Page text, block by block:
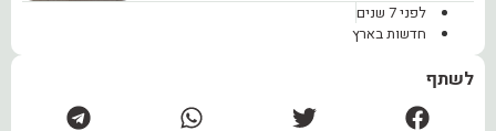
לפני 7 שנים
חדשות בארץ
לשתף